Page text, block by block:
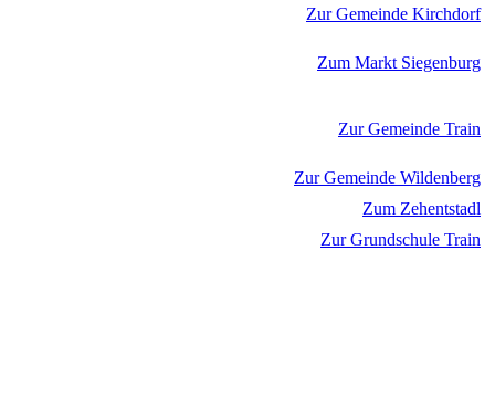
Zur Gemeinde Kirchdorf
Zum Markt Siegenburg
Zur Gemeinde Train
Zur Gemeinde Wildenberg
Zum Zehentstadl
Zur Grundschule Train